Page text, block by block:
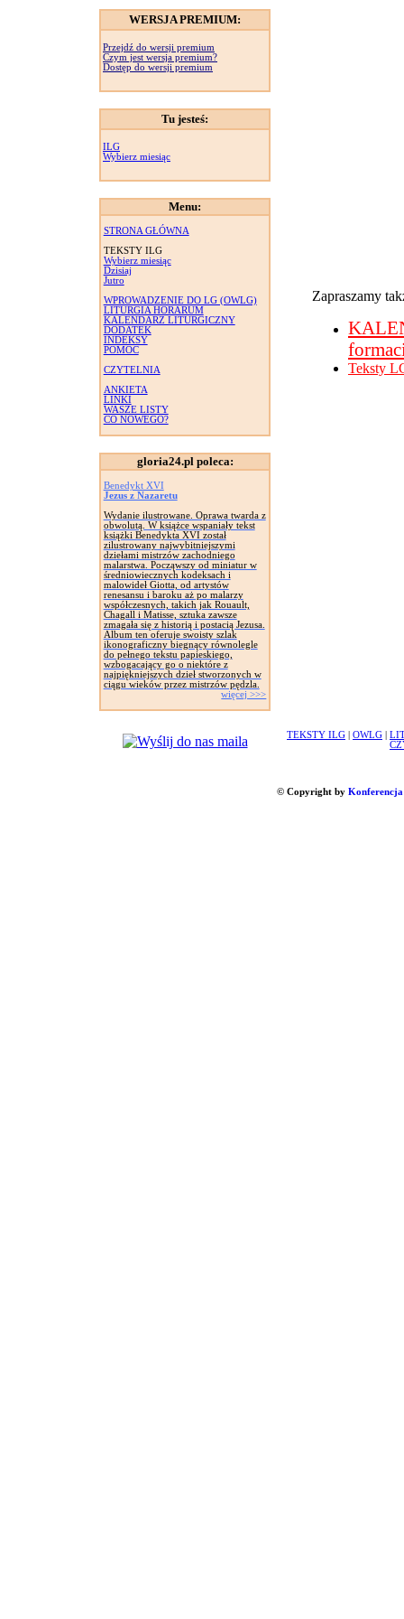
WERSJA PREMIUM:
Przejdź do wersji premium
Czym jest wersja premium?
Dostęp do wersji premium
Tu jesteś:
ILG
Wybierz miesiąc
Menu:
STRONA GŁÓWNA
TEKSTY ILG
Wybierz miesiąc
Dzisiaj
Jutro
WPROWADZENIE DO LG (OWLG)
LITURGIA HORARUM
KALENDARZ LITURGICZNY
DODATEK
INDEKSY
POMOC
CZYTELNIA
ANKIETA
LINKI
WASZE LISTY
CO NOWEGO?
gloria24.pl poleca:
Benedykt XVI
Jezus z Nazaretu
Wydanie ilustrowane. Oprawa twarda z
obwolutą. W książce wspaniały tekst
książki Benedykta XVI został
zilustrowany najwybitniejszymi
dziełami mistrzów zachodniego
malarstwa. Począwszy od miniatur w
średniowiecznych kodeksach i
malowideł Giotta, od artystów
renesansu i baroku aż po malarzy
współczesnych, takich jak Rouault,
Chagall i Matisse, sztuka zawsze
zmagała się z historią i postacią Jezusa.
Album ten oferuje swoisty szlak
ikonograficzny biegnący równolegle
do pełnego tekstu papieskiego,
wzbogacający go o niektóre z
najpiękniejszych dzieł stworzonych w
ciągu wieków przez mistrzów pędzla.
więcej >>>
Zapraszamy
Teksty
TEKSTY ILG OWLG
© Copyright by Konferencja